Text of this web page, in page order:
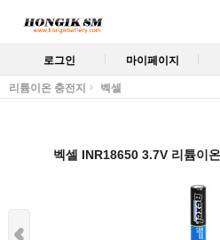
로그인 마이페이지
리튬이온 충전지 벡셀
벡셀 INR18650 3.7V 리튬이